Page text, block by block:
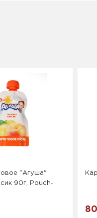
"Агуша"
90г, Pouch-